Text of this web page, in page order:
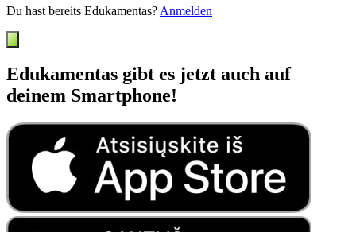
Du hast bereits Edukamentas? Anmelden
Edukamentas gibt es jetzt auch auf
deinem Smartphone!